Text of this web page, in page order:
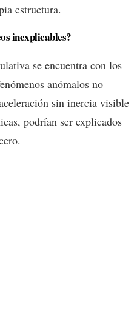
estructura.
inexplicables?
se encuentra con los
anómalos no
sin inercia visible
podrían ser explicados